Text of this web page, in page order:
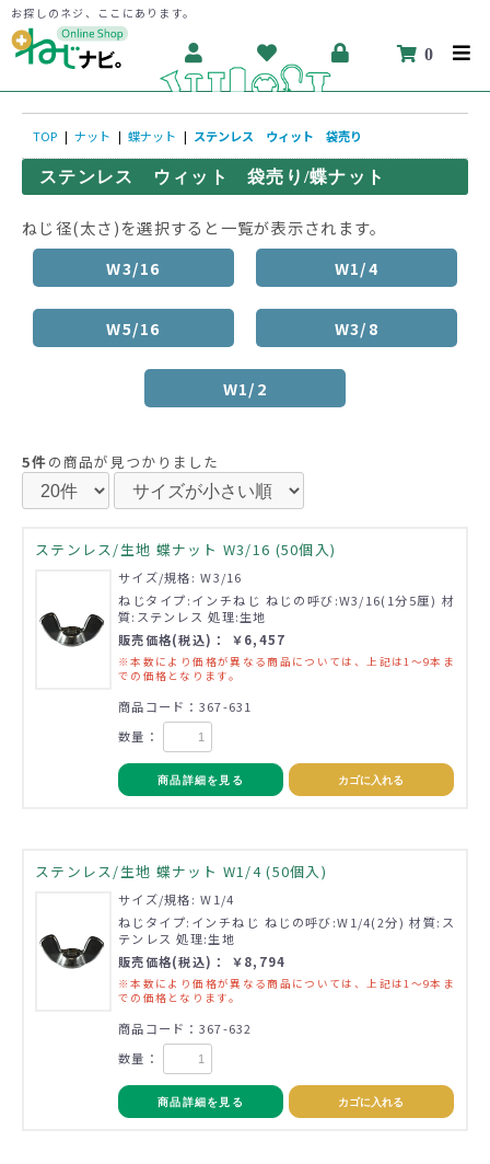
お探しのネジ、ここにあります。
0
TOP | ナット | 蝶ナット | ステンレス ウィット 袋売り
ステンレス ウィット 袋売り/蝶ナット
ねじ径(太さ)を選択すると一覧が表示されます。
W3/16
W1/4
W5/16 W3/8
W1/2
5件の商品が見つかりました
ステンレス/生地 蝶ナット W3/16 (50個入)
サイズ/規格: W3/16
ねじタイプ:インチねじ ねじの呼び:W3/16(1分5厘) 材
質:ステンレス 処理:生地
販売価格(税込)： ￥6,457
※本数により価格が異なる商品については、上記は1～9本ま
での価格となります。
商品コード：367-631
数量：
商品詳細を見る カゴに入れる
ステンレス/生地 蝶ナット W1/4 (50個入)
サイズ/規格: W1/4
ねじタイプ:インチねじ ねじの呼び:W1/4(2分) 材質:ス
テンレス 処理:生地
販売価格(税込)： ￥8,794
※本数により価格が異なる商品については、上記は1～9本ま
での価格となります。
商品コード：367-632
数量：
商品詳細を見る カゴに入れる